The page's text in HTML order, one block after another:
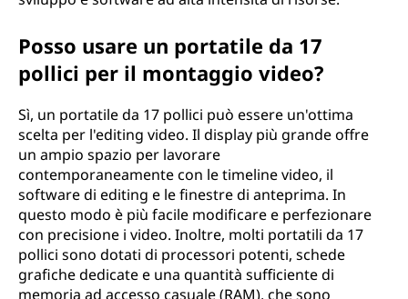
Posso usare un portatile da 17
pollici per il montaggio video?
Sì, un portatile da 17 pollici può essere un'ottima
scelta per l'editing video. Il display più grande offre
un ampio spazio per lavorare
contemporaneamente con le timeline video, il
software di editing e le finestre di anteprima. In
questo modo è più facile modificare e perfezionare
con precisione i video. Inoltre, molti portatili da 17
pollici sono dotati di processori potenti, schede
grafiche dedicate e una quantità sufficiente di
memoria ad accesso casuale (RAM), che sono